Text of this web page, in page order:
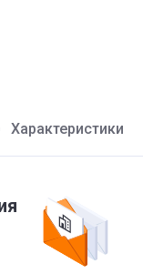
Характеристики